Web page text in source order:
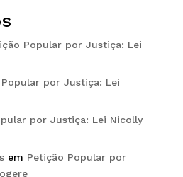
Popular por Justiça: Lei
por Justiça: Lei
por Justiça: Lei Nicolly
em Petição Popular por